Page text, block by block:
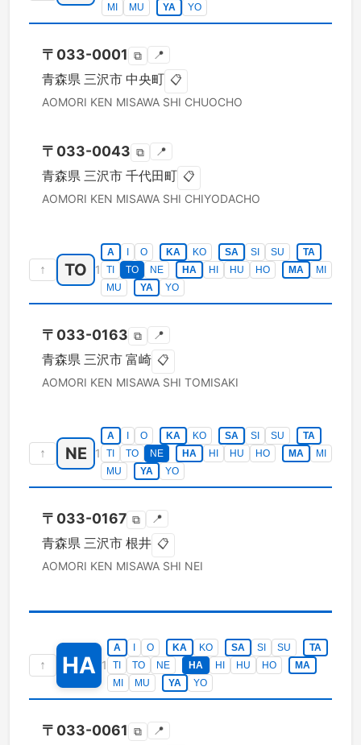
MI
MU YA YO
〒 033-0001 ⧉ 📍
青森県 三沢市 中央町 📋
AOMORI KEN MISAWA SHI CHUOCHO
〒 033-0043 ⧉ 📍
青森県 三沢市 千代田町 📋
AOMORI KEN MISAWA SHI CHIYODACHO
↑ TO 1
A O KA KO SA SI SU
TA
TI
TO NE HA HI HU HO MA
MI
MU
YA YO
〒 033-0163 ⧉ 📍
青森県 三沢市 富崎 📋
AOMORI KEN MISAWA SHI TOMISAKI
↑ NE 1
A O KA KO SA SI SU
TA
TI
TO NE HA HI HU HO MA
MI
MU
YA YO
〒 033-0167 ⧉ 📍
青森県 三沢市 根井 📋
AOMORI KEN MISAWA SHI NEI
↑ HA 1
A O KA KO SA SI SU
TA
TI
TO NE HA HI HU HO
MA
MI
MU YA YO
〒 033-0061 ⧉ 📍